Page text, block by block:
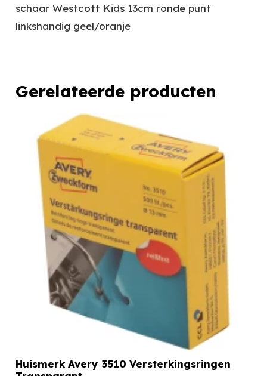
schaar Westcott Kids 13cm ronde punt
linkshandig geel/oranje
Gerelateerde producten
Huismerk Avery 3510 Versterkingsringen